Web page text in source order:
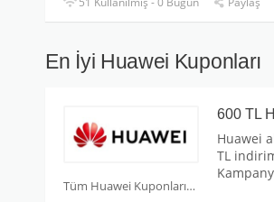
En İyi Huawei Kuponları
Tüm Huawei Kuponları
600 TL
Huawei
TL